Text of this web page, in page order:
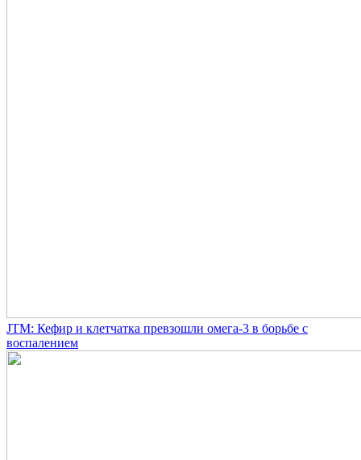
JTM: Кефир и клетчатка превзошли омега-3 в борьбе с
воспалением